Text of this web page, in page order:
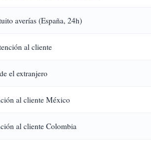
averías (España, 24h)
al cliente
el extranjero
al cliente México
al cliente Colombia